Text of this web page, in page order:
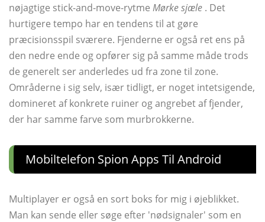
nøjagtige stick-and-move-rytme Mørke sjæle . Det
hurtigere tempo har en tendens til at gøre
præcisionsspil sværere. Fjenderne er også ret ens på
den nedre ende og opfører sig på samme måde trods
de generelt ser anderledes ud fra zone til zone.
Områderne i sig selv, især tidligt, er noget intetsigende,
domineret af konkrete ruiner og angrebet af fjender,
der har samme farve som murbrokkerne.
Mobiltelefon Spion Apps Til Android
Multiplayer er også en sort boks for mig i øjeblikket.
Man kan sende eller søge efter 'nødsignaler' som en